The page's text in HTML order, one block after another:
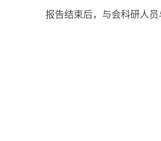
报告结束后，与会科研人员